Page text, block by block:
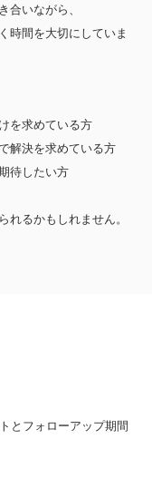
いながら、
時間を大切にしていま
を求めている方
解決を求めている方
待したい方
るかもしれません。
とフォローアップ期間